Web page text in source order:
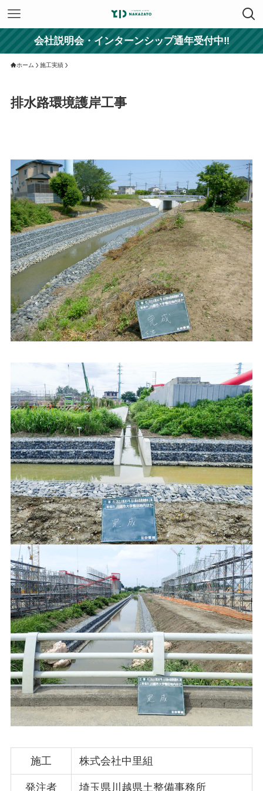
会社説明会・インターンシップ通年受付中‼
ホーム 施工実績
排水路環境護岸工事
施工 株式会社中里組
発注者 埼玉県川越県土整備事務所